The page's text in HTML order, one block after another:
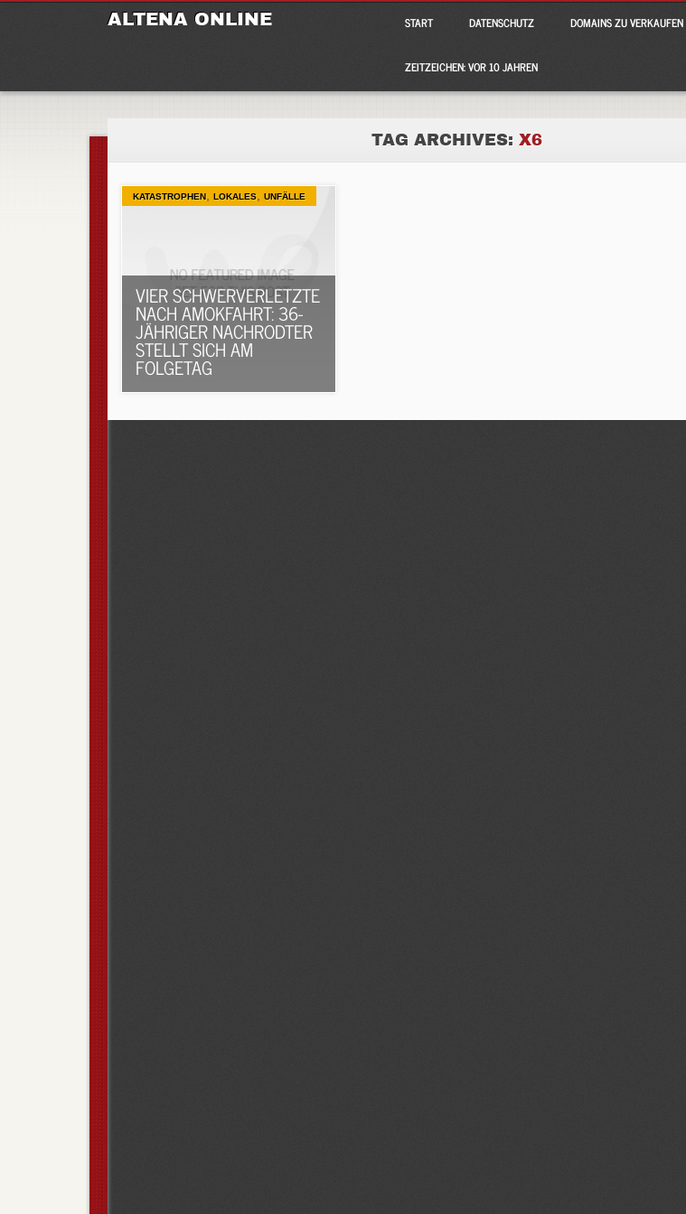
ALTENA ONLINE Main menu
START DATENSCHUTZ DOMAINS ZU VERKAUFEN
ZEITZEICHEN: VOR 10 JAHREN
TAG ARCHIVES:X6
KATASTROPHEN,LOKALES ,UNFÄLLE
VIER SCHWERVERLETZTE
NACH AMOKFAHRT: 36-
JÄHRIGER NACHRODTER
STELLT SICH AM
FOLGETAG